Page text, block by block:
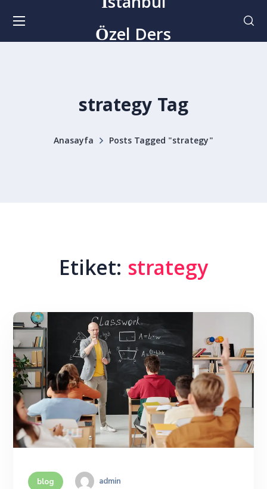
Özel Ders
strategy Tag
Anasayfa Posts Tagged "strategy"
Etiket: strategy
blog admin